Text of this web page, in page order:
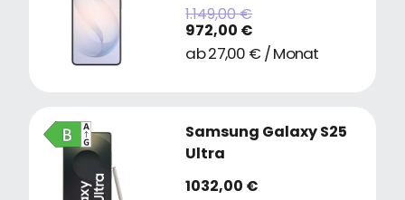
1.149,00 €
972,00 €
ab 27,00 € / Monat
Samsung Galaxy S25
Ultra
1032,00 €